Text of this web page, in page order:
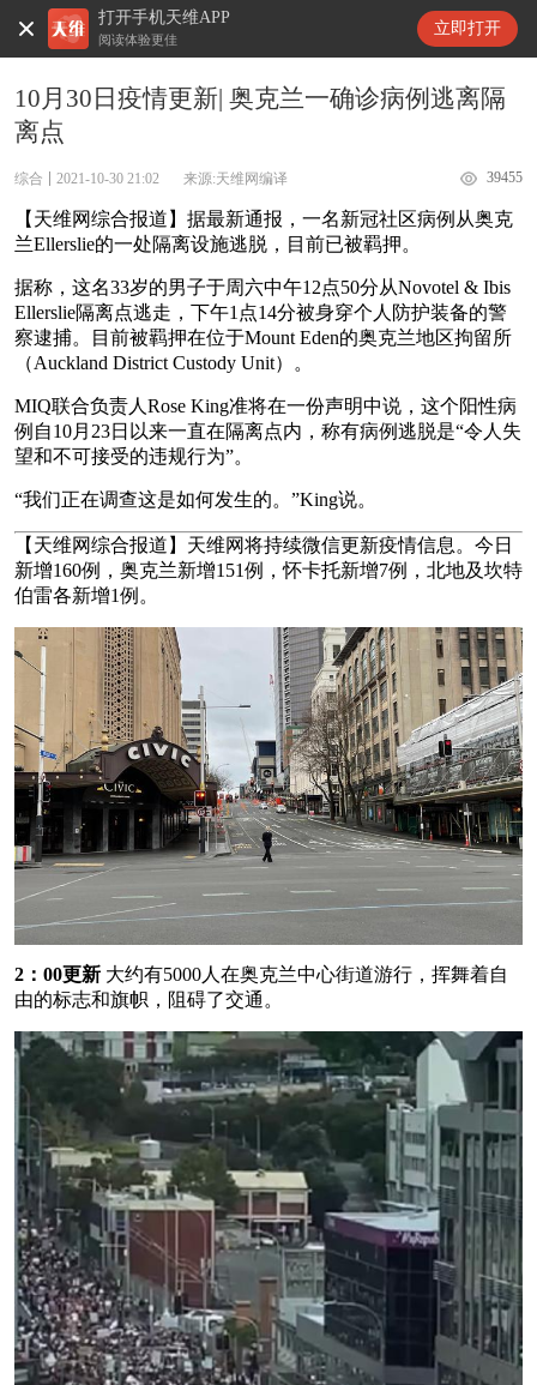
打开手机天维APP
阅读体验更佳
立即打开
天维新闻
10月30日疫情更新| 奥克兰一确诊病例逃离隔
离点
综合 2021-10-30 21:02 来源:天维网编译 39455
【天维网综合报道】据最新通报，一名新冠社区病例从奥克
兰Ellerslie的一处隔离设施逃脱，目前已被羁押。
据称，这名33岁的男子于周六中午12点50分从Novotel & Ibis
Ellerslie隔离点逃走，下午1点14分被身穿个人防护装备的警
察逮捕。目前被羁押在位于Mount Eden的奥克兰地区拘留所
（Auckland District Custody Unit）。
MIQ联合负责人Rose King准将在一份声明中说，这个阳性病
例自10月23日以来一直在隔离点内，称有病例逃脱是“令人失
望和不可接受的违规行为”。
“我们正在调查这是如何发生的。”King说。
【天维网综合报道】天维网将持续微信更新疫情信息。今日
新增160例，奥克兰新增151例，怀卡托新增7例，北地及坎特
伯雷各新增1例。
2：00更新 大约有5000人在奥克兰中心街道游行，挥舞着自
由的标志和旗帜，阻碍了交通。